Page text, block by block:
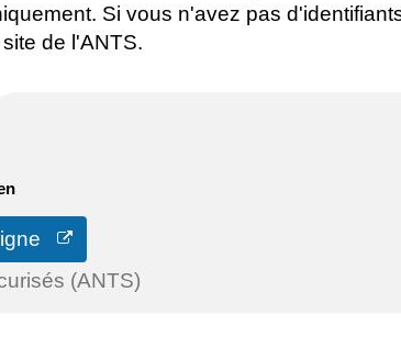
Si vous n'avez pas
de l'ANTS.
(ANTS)